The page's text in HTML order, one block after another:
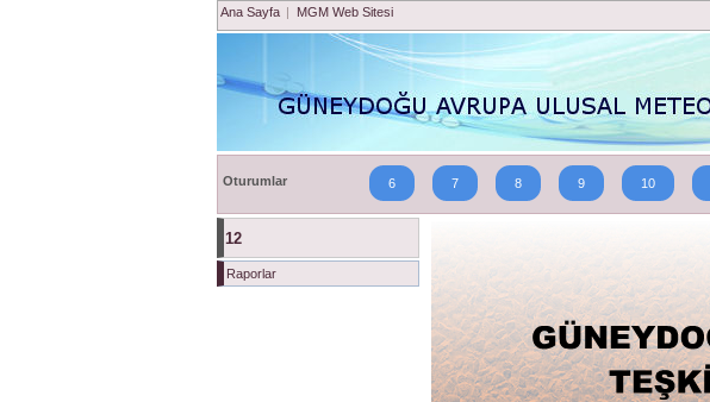
Ana Sayfa | MGM Web Sitesi
Oturumlar 6 7 8 9 10
12
Raporlar